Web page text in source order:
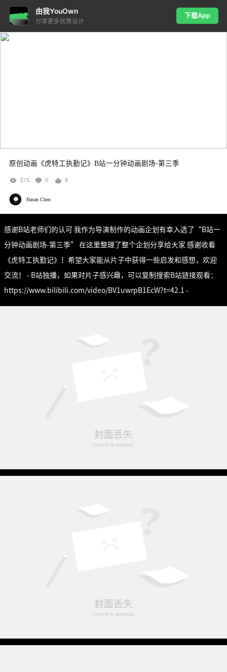
由我YouOwn
分享更多优秀设计
下载App
原创动画《虎特工执勤记》B站一分钟动画剧场-第三季
375 0 8
Hasan Chen
感谢B站老师们的认可 我作为导演制作的动画企划有幸入选了“B站一
分钟动画剧场-第三季” 在这里整理了整个企划分享给大家 感谢收看
《虎特工执勤记》！希望大家能从片子中获得一些启发和感想，欢迎
交流！ - B站独播，如果对片子感兴趣，可以复制搜索B站链接观看：
https://www.bilibili.com/video/BV1uwrpB1EcW?t=42.1 -